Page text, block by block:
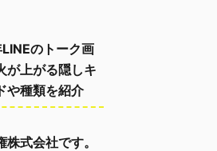
のトーク画
が上がる隠しキ
や種類を紹介
株式会社です。